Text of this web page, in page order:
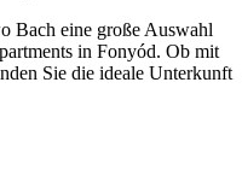
Bach eine große Auswahl
in Fonyód. Ob mit
Sie die ideale Unterkunft